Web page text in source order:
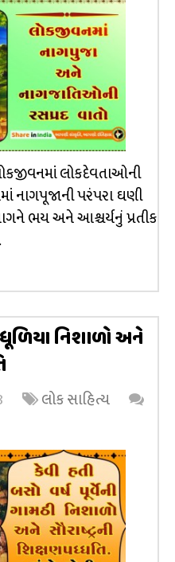
લોકદેવતાઓની
નાગપૂજાની પરંપરા ઘણી
ભય અને આશ્ચર્યનું પ્રતીક
ધૂળિયા નિશાળો અને
લોક સાહિત્ય